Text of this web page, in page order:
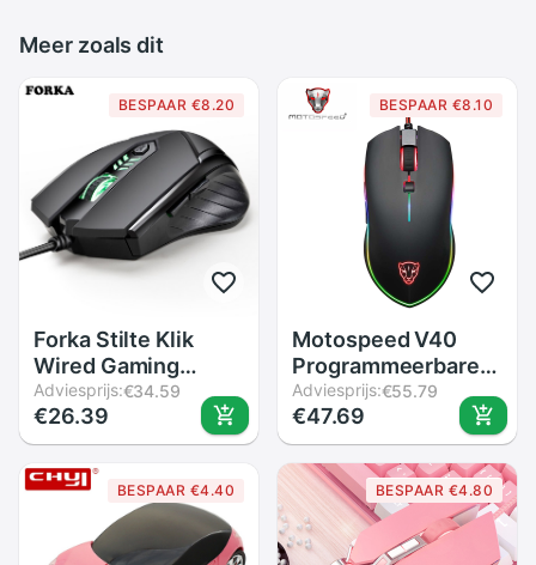
Meer zoals dit
BESPAAR €8.20
Forka Stilte Klik
Wired Gaming
Mouse 6 Knoppen
Usb Mute Led
Optische Kabel
Ergonomische
Computer Muis
Muizen Voor Pc
Laptop gamer
Adviesprijs:€34.59
€26.39
BESPAAR €8.10
Motospeed V40
Programmeerbare
4000 Dpi Gaming
Gamer Muis Usb
Computer Laptop Pc
Wried Optische
Mause Backlit
Ademen Led Voor
Pc
Adviesprijs:€55.79
€47.69
BESPAAR €4.40 BESPAAR €4.80